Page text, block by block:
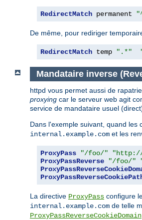
RedirectMatch permanent
De même, pour rediriger
RedirectMatch temp ".*"
Mandataire inverse
httpd vous permet aussi de
proxying car le serveur web agit
service de mandataire usuel
Dans l'exemple suivant, quand les
internal.example.com et les
ProxyPass "/foo/"
"http://
ProxyPassReverse
"/foo/"
La directive ProxyPass configure
internal.example.com de telle
ProxyPassReverseCookieDomain